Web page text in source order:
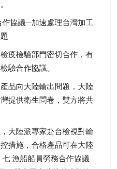
協議─加速處理台灣加工
疫檢驗部門密切合作，有
驗合作協議。
品向大陸輸出問題，大陸
提供衛生問卷，雙方將共
大陸派專家赴台檢視對輸
措施，合格產品可在大陸
漁船船員勞務合作協議